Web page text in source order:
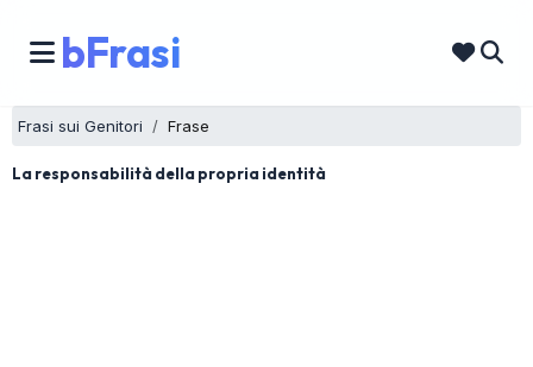
bFrasi
Frasi sui Genitori Frase
La responsabilità della propria identità